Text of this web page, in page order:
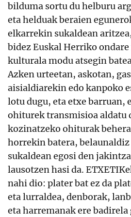
bilduma sortu du helburu
eta helduak beraien
elkarrekin sukaldean
bidez Euskal Herriko
kulturala modu atsegin
Azken urteetan, askotan,
aisialdiarekin edo kanpoko
lotu dugu, eta etxe barruan,
ohiturek transmisioa aldatu
kozinatzeko ohiturak
horrekin batera,
sukaldean egosi den
lausotzen hasi da.
nahi dio: plater bat ez da
eta lurraldea, denborak,
eta harremanak ere